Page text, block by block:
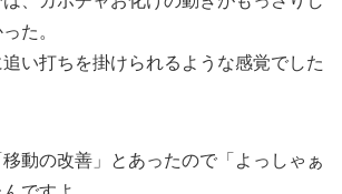
た。
い打ちを掛けられるような感覚でした
動の改善」とあったので「よっしゃぁ